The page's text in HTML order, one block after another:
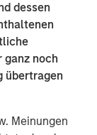
dessen
ganz noch
übertragen
Meinungen
an
into a
said
Stanley
group will
expansion.”
of this